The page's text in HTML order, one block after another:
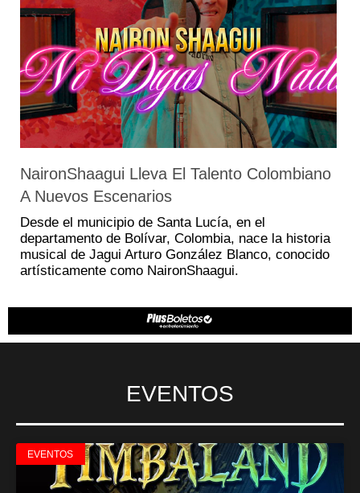
NaironShaagui Lleva El Talento Colombiano
A Nuevos Escenarios
Desde el municipio de Santa Lucía, en el
departamento de Bolívar, Colombia, nace la historia
musical de Jagui Arturo González Blanco, conocido
artísticamente como NaironShaagui.
EVENTOS
EVENTOS